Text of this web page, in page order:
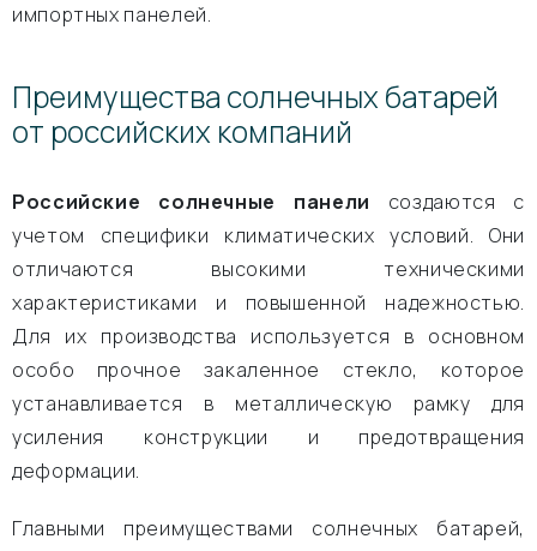
импортных панелей.
Преимущества солнечных батарей
от российских компаний
Российские солнечные панели создаются с
учетом специфики климатических условий. Они
отличаются высокими техническими
характеристиками и повышенной надежностью.
Для их производства используется в основном
особо прочное закаленное стекло, которое
устанавливается в металлическую рамку для
усиления конструкции и предотвращения
деформации.
Главными преимуществами солнечных батарей,